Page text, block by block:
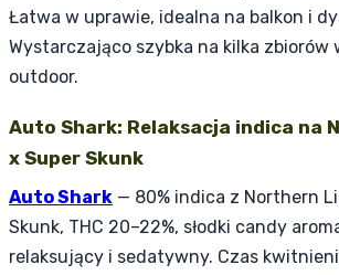
Łatwa w uprawie, idealna na balkon i
Wystarczająco szybka na kilka zbiorów
outdoor.
Auto Shark: Relaksacja indica na
x Super Skunk
Auto Shark — 80% indica z Northern
Skunk, THC 20–22%, słodki candy
relaksujący i sedatywny. Czas